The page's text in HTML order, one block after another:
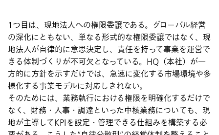
1つ目は、現地法人への権限委譲である。グローバル経営
の深化にともない、単なる形式的な権限委譲ではなく、現
地法人が自律的に意思決定し、責任を持って事業を運営で
きる体制づくりが不可欠となっている。HQ（本社）が一
方的に方針を示すだけでは、急速に変化する市場環境や多
様化する事業モデルに対応しきれない。
そのためには、業務執行における権限を明確化するだけで
なく、財務・人事・調達といった中核業務についても、現
地が主導してKPIを設定・管理できる仕組みを構築する必